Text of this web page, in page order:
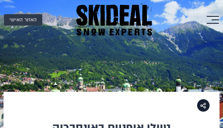
האזור האישי